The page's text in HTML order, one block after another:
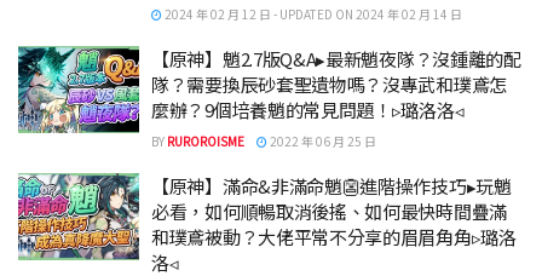
2024 年 02 月 12 日 - UPDATED ON 2024 年 02 月 14 日
【原神】魈2.7版Q&A▸最新魈夜隊？沒鍾離的配
隊？需要換辰砂套聖遺物嗎？沒專武和璞鳶怎
麼辦？9個培養魈的常見問題！▹璐洛洛◃
BY RUROROISME 2022 年 06 月 25 日
【原神】滿命&非滿命魈👺進階操作技巧▸玩魈
必看，如何順暢取消後搖、如何最快時間疊滿
和璞鳶被動？大佬平常不分享的眉眉角角▹璐洛
洛◃